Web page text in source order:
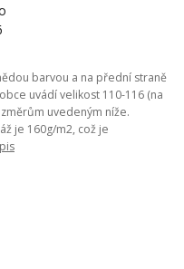
barvou a na přední straně
uvádí velikost 110-116 (na
uvedeným níže.
je 160g/m2, což je